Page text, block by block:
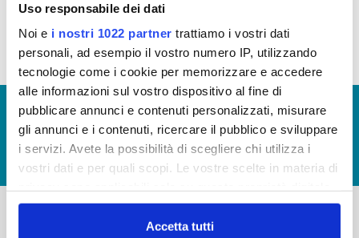
Uso responsabile dei dati
Noi e i nostri 1022 partner trattiamo i vostri dati
personali, ad esempio il vostro numero IP, utilizzando
tecnologie come i cookie per memorizzare e accedere
alle informazioni sul vostro dispositivo al fine di
pubblicare annunci e contenuti personalizzati, misurare
gli annunci e i contenuti, ricercare il pubblico e sviluppare
i servizi. Avete la possibilità di scegliere chi utilizza i
vostri dati e per quali scopi. Le vostre scelte in materia di
in cui avete effettuato le vostre scelte. È possibile
modificare o revocare il proprio consenso in qualsiasi
Accetta tutti
Contributi Pubblici
© Copyright 2017 - 2026
GLOSSARIO
GIUDICA IL SERVIZIO
LAVORA CON NOI